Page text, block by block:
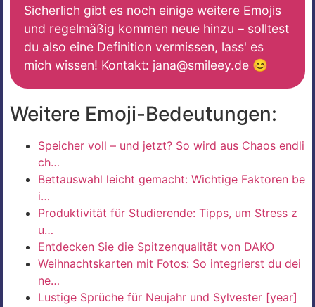
Sicherlich gibt es noch einige weitere Emojis
und regelmäßig kommen neue hinzu – solltest
du also eine Definition vermissen, lass' es
mich wissen! Kontakt: jana@smileey.de 😊
Weitere Emoji-Bedeutungen:
Speicher voll – und jetzt? So wird aus Chaos endli
ch…
Bettauswahl leicht gemacht: Wichtige Faktoren be
i…
Produktivität für Studierende: Tipps, um Stress z
u…
Entdecken Sie die Spitzenqualität von DAKO
Weihnachtskarten mit Fotos: So integrierst du dei
ne…
Lustige Sprüche für Neujahr und Sylvester [year]